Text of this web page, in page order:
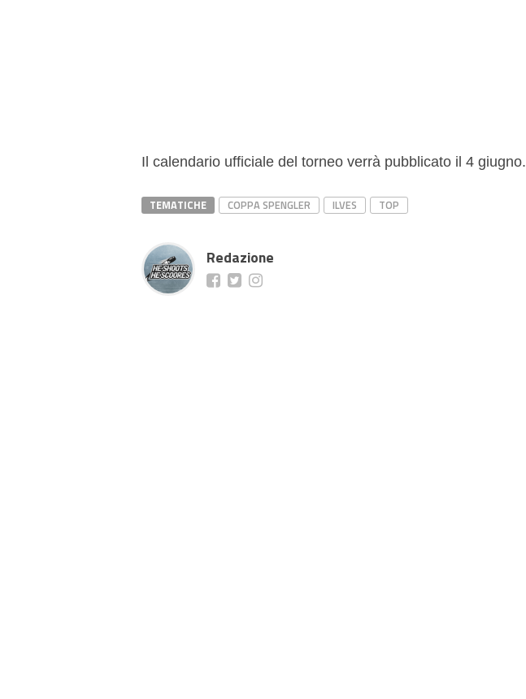
Il calendario ufficiale del torneo verrà pubblicato il 4 giugno.
TEMATICHE COPPA SPENGLER ILVES TOP
Redazione